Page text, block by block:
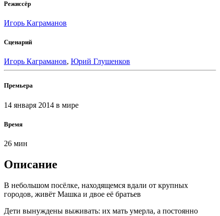
Режиссёр
Игорь Каграманов
Сценарий
Игорь Каграманов, Юрий Глушенков
Премьера
14 января 2014 в мире
Время
26 мин
Описание
В небольшом посёлке, находящемся вдали от крупных
городов, живёт Машка и двое её братьев
Дети вынуждены выживать: их мать умерла, а постоянно